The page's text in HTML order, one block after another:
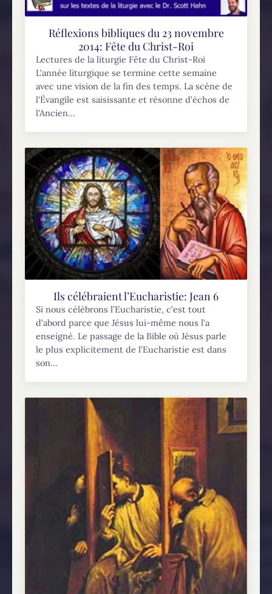
Réflexions bibliques du 23 novembre
2014: Fête du Christ-Roi
Lectures de la liturgie Fête du Christ-Roi
L'année liturgique se termine cette semaine
avec une vision de la fin des temps. La scène de
l'Évangile est saisissante et résonne d’échos de
l'Ancien...
Ils célébraient l’Eucharistie: Jean 6
Si nous célébrons l’Eucharistie, c’est tout
d’abord parce que Jésus lui-même nous l’a
enseigné. Le passage de la Bible où Jésus parle
le plus explicitement de l’Eucharistie est dans
son...